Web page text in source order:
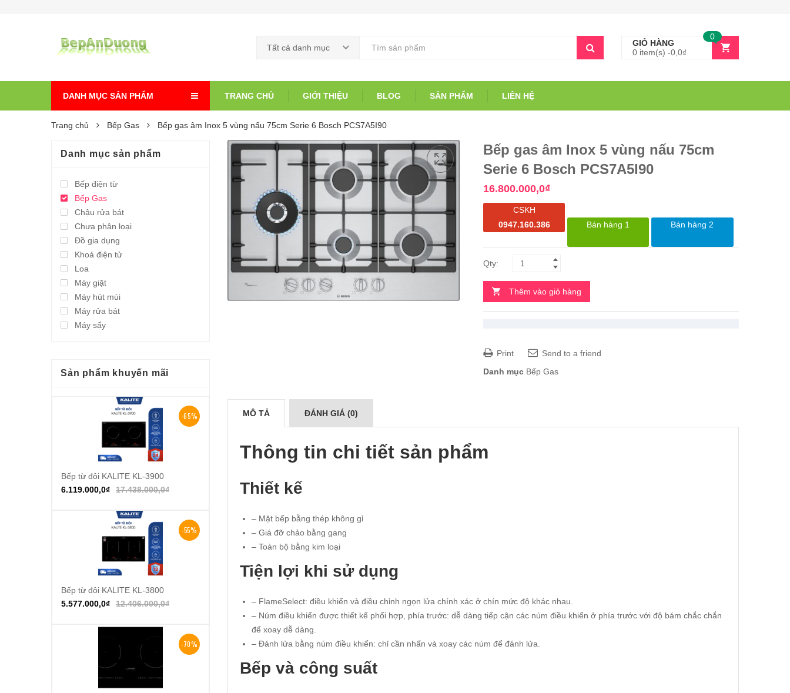
Tất cả danh mục
GIỎ HÀNG
0 item(s) -0,0₫
0
DANH MỤC SẢN PHẨM TRANG CHỦ GIỚI THIỆU BLOG SẢN PHẨM LIÊN HỆ
Trang chủ Bếp Gas Bếp gas âm Inox 5 vùng nấu 75cm Serie 6 Bosch PCS7A5I90
Bếp gas âm Inox 5 vùng nấu 75cm
Serie 6 Bosch PCS7A5I90
16.800.000,0₫
CSKH
0947.160.386
Bán hàng 1 Bán hàng 2
Thêm vào giỏ hàng
Print
Send to a friend
Danh mục Bếp Gas
MÔ TẢ ĐÁNH GIÁ (0)
Thông tin chi tiết sản phẩm
Thiết kế
– Mặt bếp bằng thép không gỉ
– Giá đỡ chảo bằng gang
– Toàn bộ bằng kim loại
Tiện lợi khi sử dụng
– FlameSelect: điều khiển và điều chỉnh ngọn lửa chính xác ở chín mức độ khác nhau.
– Núm điều khiển được thiết kế phối hợp, phía trước: dễ dàng tiếp cận các núm điều khiển ở phía trước với độ bám chắc chắn
để xoay dễ dàng.
– Đánh lửa bằng núm điều khiển: chỉ cần nhấn và xoay các núm để đánh lửa.
Bếp và công suất
Danh mục sản phẩm
Bếp điện từ
Bếp Gas
Chậu rửa bát
Chưa phân loại
Đồ gia dụng
Khoá điện tử
Loa
Máy giặt
Máy hút mùi
Máy rửa bát
Máy sấy
Sản phẩm khuyến mãi
-65%
Thêm vào giỏ hàng
Bếp từ đôi KALITE KL-3900
17.438.000,0₫
6.119.000,0₫
-55%
Thêm vào giỏ hàng
Bếp từ đôi KALITE KL-3800
12.406.000,0₫
5.577.000,0₫
-70%